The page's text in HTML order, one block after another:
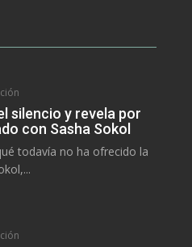
silencio y revela por
con Sasha Sokol
todavía no ha ofrecido la